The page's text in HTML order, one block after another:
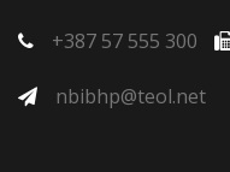
+387 57 555 300
nbibhp@teol.net